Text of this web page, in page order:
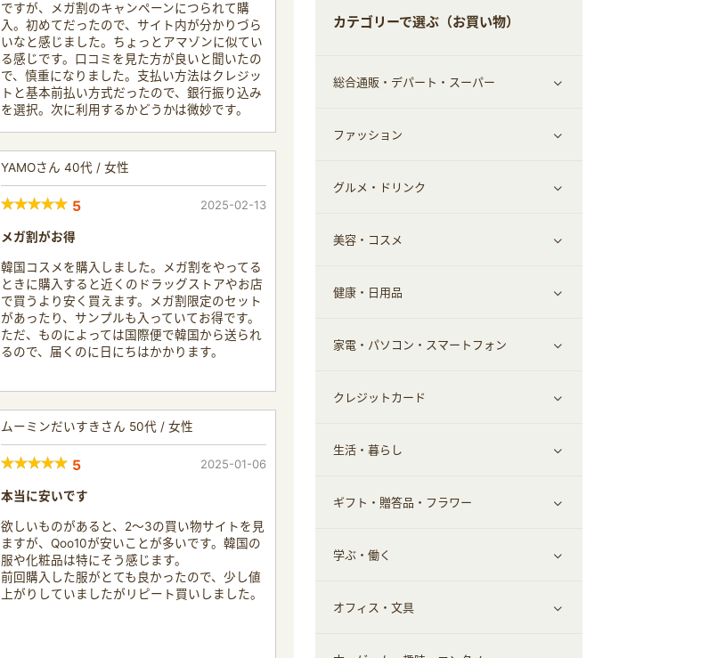
ですが、メガ割のキャンペーンにつられて購
入。初めてだったので、サイト内が分かりづら
いなと感じました。ちょっとアマゾンに似てい
る感じです。口コミを見た方が良いと聞いたの
で、慎重になりました。支払い方法はクレジッ
トと基本前払い方式だったので、銀行振り込み
を選択。次に利用するかどうかは微妙です。
YAMOさん 40代 / 女性
5 2025-02-13
メガ割がお得
韓国コスメを購入しました。メガ割をやってる
ときに購入すると近くのドラッグストアやお店
で買うより安く買えます。メガ割限定のセット
があったり、サンプルも入っていてお得です。
ただ、ものによっては国際便で韓国から送られ
るので、届くのに日にちはかかります。
ムーミンだいすきさん 50代 / 女性
5 2025-01-06
本当に安いです
欲しいものがあると、2～3の買い物サイトを見
ますが、Qoo10が安いことが多いです。韓国の
服や化粧品は特にそう感じます。
前回購入した服がとても良かったので、少し値
上がりしていましたがリピート買いしました。
カテゴリーで選ぶ（お買い物）
総合通販・デパート・スーパー
すべて見る
総合通販
デパート・スーパー
ファッション
すべて見る
ファッション
インナー・下着
靴・フットウェア
小物・かばん
スーツ・フォーマル
グルメ・ドリンク
すべて見る
グルメ
ドリンク
お酒
食材宅配
美容・コスメ
すべて見る
スキンケア
メイクアップ
ヘアケア
メンズ美容
美容・ダイエット用品
脱毛用品
健康・日用品
すべて見る
健康食品｜青汁・飲料
健康食品｜乳酸菌・ケフィア
健康食品｜その他
スポーツ・フィットネス
日用品・薬局・からだ
家電・パソコン・スマートフォン
すべて見る
家電・パソコン・ソフトウェア
スマホ・携帯電話・SIM
クレジットカード
すべて見る
クレジットカード
生活・暮らし
すべて見る
車情報・カーシェア・レンタル
お役立ち
ギフト・贈答品・フラワー
すべて見る
ギフト・贈答品
学ぶ・働く
すべて見る
オフィス・文具